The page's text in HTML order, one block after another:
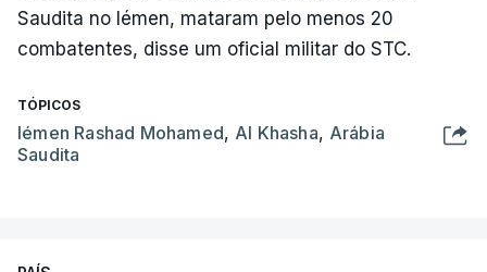
Saudita no Iémen, mataram pelo menos 20
combatentes, disse um oficial militar do STC.
TÓPICOS
Iémen Rashad Mohamed, Al Khasha, Arábia
Saudita